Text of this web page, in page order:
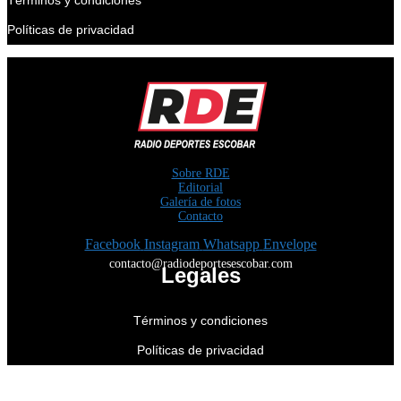
Políticas de privacidad
Sobre RDE
Editorial
Galería de fotos
Contacto
Facebook Instagram Whatsapp Envelope
contacto@radiodeportesescobar.com
Legales
Términos y condiciones
Políticas de privacidad